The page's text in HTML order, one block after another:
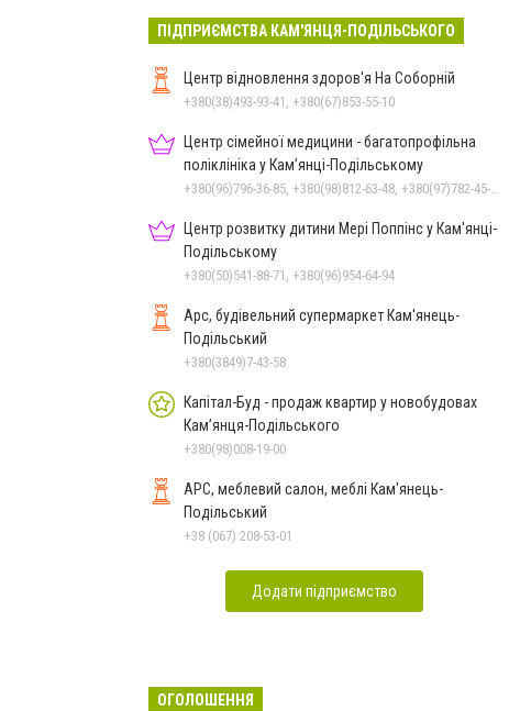
ПІДПРИЄМСТВА КАМ'ЯНЦЯ-ПОДІЛЬСЬКОГО
Центр відновлення здоров'я На Соборній
+380(38)493-93-41, +380(67)853-55-10
Центр сімейної медицини - багатопрофільна
поліклініка у Кам’янці-Подільському
+380(96)796-36-85, +380(98)812-63-48, +380(97)782-45-70
Центр розвитку дитини Мері Поппінс у Кам'янці-
Подільському
+380(50)541-88-71, +380(96)954-64-94
Арс, будівельний супермаркет Кам'янець-
Подільський
+380(3849)7-43-58
Капітал-Буд - продаж квартир у новобудовах
Кам’янця-Подільського
+380(98)008-19-00
АРС, меблевий салон, меблі Кам'янець-
Подільський
+38 (067) 208-53-01
Додати підприємство
ОГОЛОШЕННЯ